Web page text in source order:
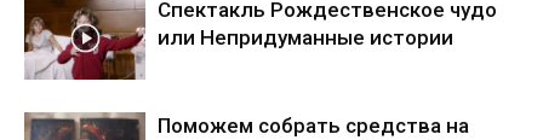
Спектакль Рождественское чудо
или Непридуманные истории
Поможем собрать средства на